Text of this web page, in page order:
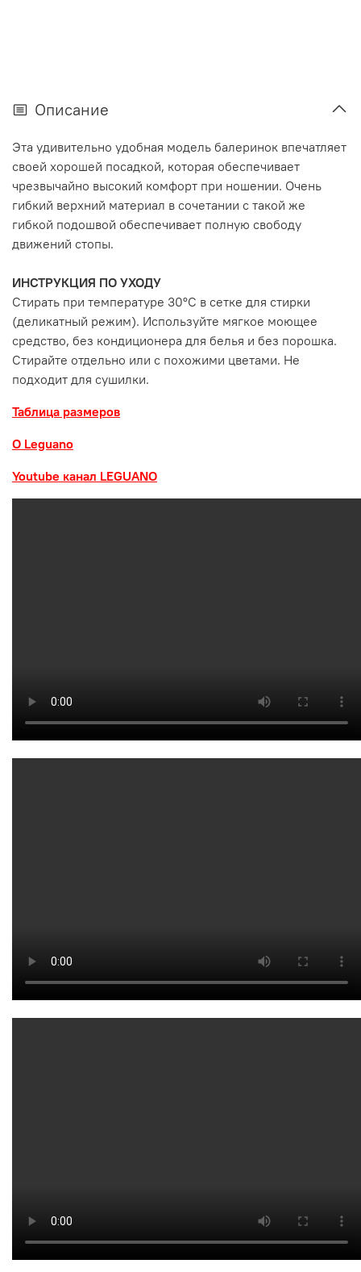
Описание
Эта удивительно удобная модель балеринок впечатляет
своей хорошей посадкой, которая обеспечивает
чрезвычайно высокий комфорт при ношении. Очень
гибкий верхний материал в сочетании с такой же
гибкой подошвой обеспечивает полную свободу
движений стопы.
ИНСТРУКЦИЯ ПО УХОДУ
Стирать при температуре 30°С в сетке для стирки
(деликатный режим). Используйте мягкое моющее
средство, без кондиционера для белья и без порошка.
Стирайте отдельно или с похожими цветами. Не
подходит для сушилки.
Таблица размеров
О Leguano
Youtube канал LEGUANO